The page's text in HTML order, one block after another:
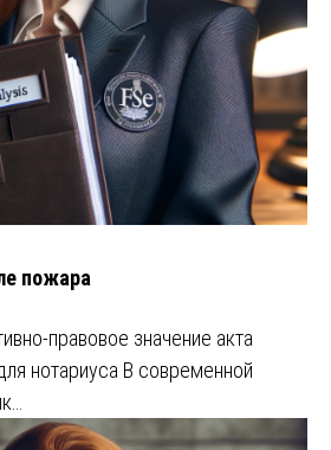
пожара
правовое значение акта
нотариуса В современной